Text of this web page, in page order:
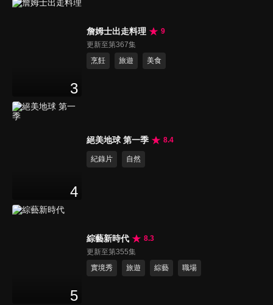
3
詹姆士出走料理
9
更新至第367集
烹飪
旅遊 美食
4
絕美地球 第一季 8.4
紀錄片 自然
5
綜藝新時代
8.3
更新至第355集
實境秀
旅遊 綜藝 職場